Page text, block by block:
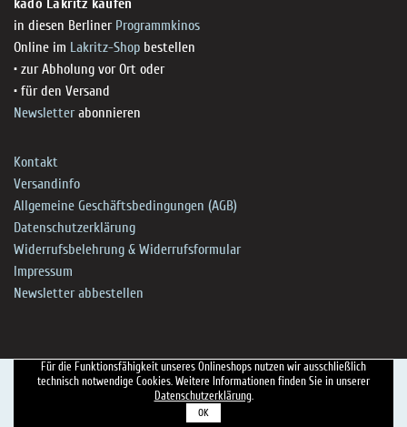
kadó Lakritz kaufen
in diesen Berliner Programmkinos
Online im Lakritz-Shop bestellen
• zur Abholung vor Ort oder
• für den Versand
Newsletterabonnieren
Kontakt
Versandinfo
Allgemeine Geschäftsbedingungen (AGB)
Datenschutzerklärung
Widerrufsbelehrung & Widerrufsformular
Impressum
Newsletter abbestellen
Für die Funktionsfähigkeit unseres Onlineshops nutzen wir ausschließlich
technisch notwendige Cookies. Weitere Informationen finden Sie in unserer
Datenschutzerklärung.
OK